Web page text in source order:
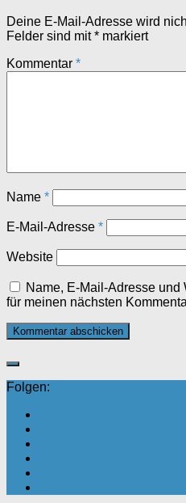
Deine E-Mail-Adresse wird
Felder sind mit* markiert
Kommentar *
Name *
E-Mail-Adresse *
Website
Name, E-Mail-Adresse
für meinen nächsten
Folgen: